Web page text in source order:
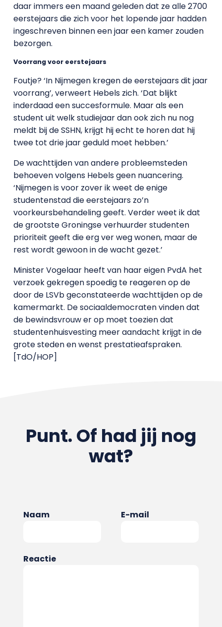
daar immers een maand geleden dat ze alle 2700
eerstejaars die zich voor het lopende jaar hadden
ingeschreven binnen een jaar een kamer zouden
bezorgen.
Voorrang voor eerstejaars
Foutje? ‘In Nijmegen kregen de eerstejaars dit jaar
voorrang’, verweert Hebels zich. ‘Dat blijkt
inderdaad een succesformule. Maar als een
student uit welk studiejaar dan ook zich nu nog
meldt bij de SSHN, krijgt hij echt te horen dat hij
twee tot drie jaar geduld moet hebben.’
De wachttijden van andere probleemsteden
behoeven volgens Hebels geen nuancering.
‘Nijmegen is voor zover ik weet de enige
studentenstad die eerstejaars zo’n
voorkeursbehandeling geeft. Verder weet ik dat
de grootste Groningse verhuurder studenten
prioriteit geeft die erg ver weg wonen, maar de
rest wordt gewoon in de wacht gezet.’
Minister Vogelaar heeft van haar eigen PvdA het
verzoek gekregen spoedig te reageren op de
door de LSVb geconstateerde wachttijden op de
kamermarkt. De sociaaldemocraten vinden dat
de bewindsvrouw er op moet toezien dat
studentenhuisvesting meer aandacht krijgt in de
grote steden en wenst prestatieafspraken.
[TdO/HOP]
Punt. Of had jij nog
wat?
Naam E-mail
Reactie